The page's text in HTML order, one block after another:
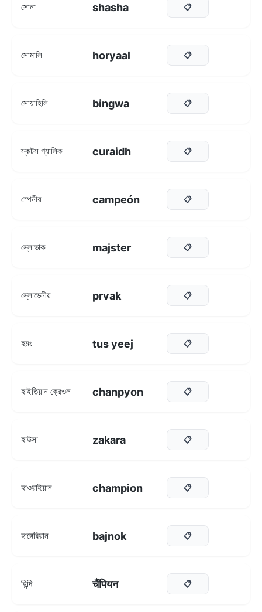
সোনা shasha 📋
সোমালি horyaal 📋
সোয়াহিলি bingwa 📋
স্কটস গ্যালিক curaidh 📋
স্পেনীয় campeón 📋
স্লোভাক majster 📋
স্লোভেনীয় prvak 📋
হমং tus yeej 📋
হাইতিয়ান ক্রেওল chanpyon 📋
হাউসা zakara 📋
হাওয়াইয়ান champion 📋
হাঙ্গেরিয়ান bajnok 📋
হিন্দি चैंपियन 📋